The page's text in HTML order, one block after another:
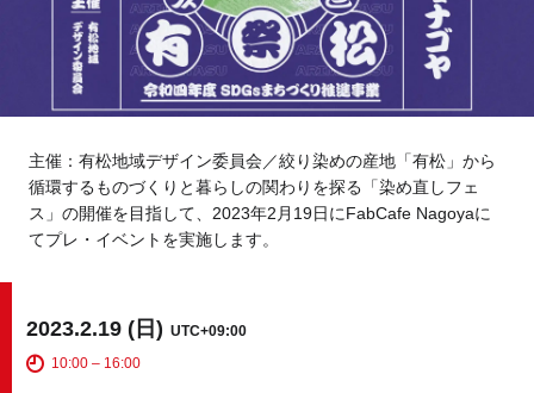
Chiba
Fukushima Taipei
Kuala Lumpur Bangkok
Mexico City
Close
主催：有松地域デザイン委員会／絞り染めの産地「有松」から
循環するものづくりと暮らしの関わりを探る「染め直しフェ
ス」の開催を目指して、2023年2月19日にFabCafe Nagoyaに
てプレ・イベントを実施します。
2023.2.19 (日) UTC+09:00
10:00 – 16:00